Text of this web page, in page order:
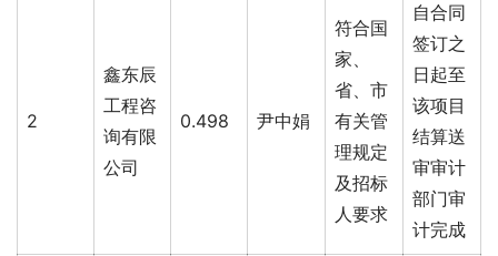
2
鑫东辰
工程咨
询有限
公司
0.498 尹中娟
符合国
家、
省、市
有关管
理规定
及招标
人要求
自合同
签订之
日起至
该项目
结算送
审审计
部门审
计完成